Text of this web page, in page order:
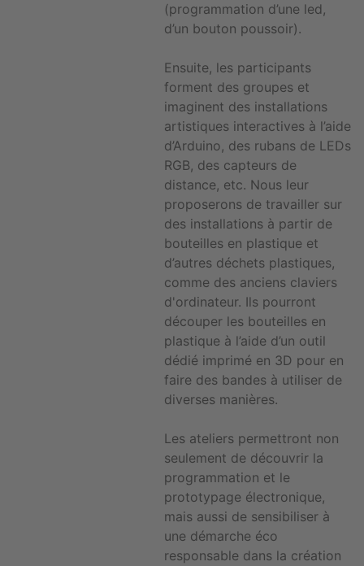
(programmation d’une led,
d’un bouton poussoir).
Ensuite, les participants
forment des groupes et
imaginent des installations
artistiques interactives à l’aide
d’Arduino, des rubans de LEDs
RGB, des capteurs de
distance, etc. Nous leur
proposerons de travailler sur
des installations à partir de
bouteilles en plastique et
d’autres déchets plastiques,
comme des anciens claviers
d'ordinateur. Ils pourront
découper les bouteilles en
plastique à l’aide d’un outil
dédié imprimé en 3D pour en
faire des bandes à utiliser de
diverses manières.
Les ateliers permettront non
seulement de découvrir la
programmation et le
prototypage électronique,
mais aussi de sensibiliser à
une démarche éco
responsable dans la création